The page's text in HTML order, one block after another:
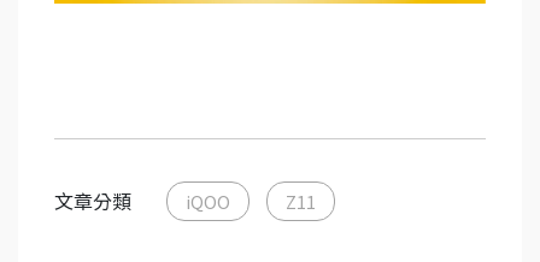
文章分類 iQOO Z11